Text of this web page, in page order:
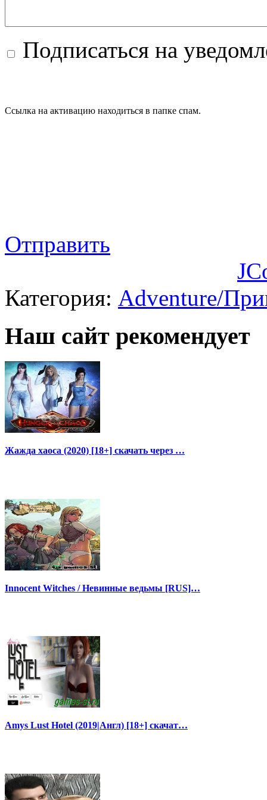
Подписаться на
Ссылка на активацию находиться в папке спам.
Отправить
Категория: Adventure/
Наш сайт рекомендует
Жажда хаоса (2020) [18+] скачать через …
Innocent Witches / Невинные ведьмы [RUS]…
Amys Lust Hotel (2019|Англ) [18+] скачат…